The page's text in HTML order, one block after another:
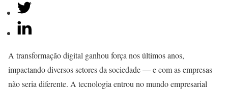
A transformação digital ganhou força nos últimos anos,
impactando diversos setores da sociedade — e com as empresas
não seria diferente. A tecnologia entrou no mundo empresarial